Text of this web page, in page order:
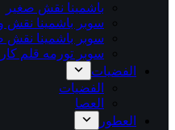
باشمينا نقش صغير
سوبر باشمينا
سوبر باشمينا نقش
سوبر تورمه قلم
الفضيات
الفضيات
العصا
العطور